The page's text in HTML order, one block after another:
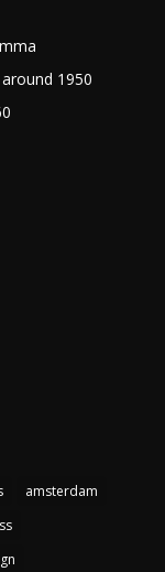
1950
amsterdam